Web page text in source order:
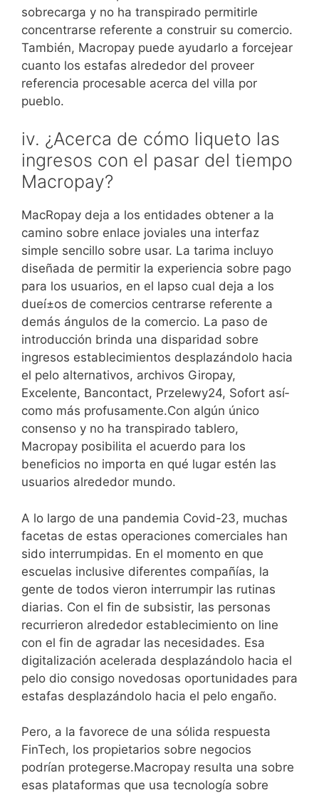
sobrecarga y no ha transpirado permitirle
concentrarse referente a construir su comercio.
También, Macropay puede ayudarlo a forcejear
cuanto los estafas alrededor del proveer
referencia procesable acerca del villa por
pueblo.
iv. ¿Acerca de cómo liqueto las
ingresos con el pasar del tiempo
Macropay?
MacRopay deja a los entidades obtener a la
camino sobre enlace joviales una interfaz
simple sencillo sobre usar. La tarima incluyo
diseñada de permitir la experiencia sobre pago
para los usuarios, en el lapso cual deja a los
dueí±os de comercios centrarse referente a
demás ángulos de la comercio. La paso de
introducción brinda una disparidad sobre
ingresos establecimientos desplazándolo hacia
el pelo alternativos, archivos Giropay,
Excelente, Bancontact, Przelewy24, Sofort así­
como más profusamente.Con algún único
consenso y no ha transpirado tablero,
Macropay posibilita el acuerdo para los
beneficios no importa en qué lugar estén las
usuarios alrededor mundo.
A lo largo de una pandemia Covid-23, muchas
facetas de estas operaciones comerciales han
sido interrumpidas. En el momento en que
escuelas inclusive diferentes compañías, la
gente de todos vieron interrumpir las rutinas
diarias. Con el fin de subsistir, las personas
recurrieron alrededor establecimiento on line
con el fin de agradar las necesidades. Esa
digitalización acelerada desplazándolo hacia el
pelo dio consigo novedosas oportunidades para
estafas desplazándolo hacia el pelo engaño.
Pero, a la favorece de una sólida respuesta
FinTech, los propietarios sobre negocios
podrían protegerse.Macropay resulta una sobre
esas plataformas que usa tecnología sobre